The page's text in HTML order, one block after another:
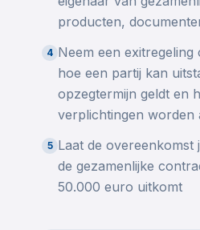
producten,
4 Neem een exitregeling
hoe een partij kan
opzegtermijn geldt en
verplichtingen worden
5 Laat de overeenkomst
de gezamenlijke
50.000 euro uitkomt